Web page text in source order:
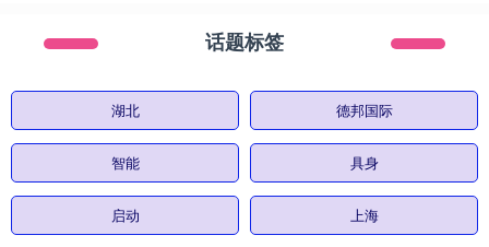
话题标签
湖北 德邦国际
智能 具身
启动 上海